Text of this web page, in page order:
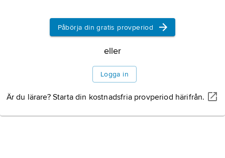
Påbörja din gratis provperiod
eller
Logga in
Är du lärare? Starta din kostnadsfria provperiod härifrån.